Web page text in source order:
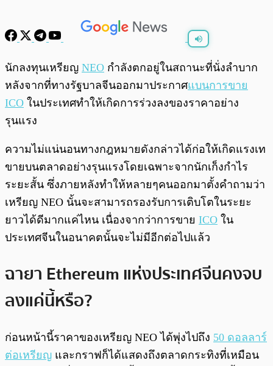
พร้อมเล่น 0:00 /0:00
นักลงทุนเหรียญ NEO กำลังตกอยู่ในสถานะที่นั่งลำบาก
หลังจากที่ทางรัฐบาลจีนออกมาประกาศแบนการขาย
ICO ในประเทศทำให้เกิดการร่วงลงของราคาอย่าง
รุนแรง
ความไม่แน่นอนทางกฎหมายดังกล่าวได้ก่อให้เกิดแรงเท
ขายบนตลาดอย่างรุนแรงโดยเฉพาะจากนักเก็งกำไร
ระยะสั้น ซึ่งภายหลังทำให้หลายๆคนออกมาตั้งคำถามว่า
เหรียญ NEO นั้นจะสามารถรองรับการเติบโตในระยะ
ยาวได้ดีมากแค่ไหน เนื่องจากว่าการขาย ICO ใน
ประเทศจีนในอนาคตนั้นจะไม่มีอีกต่อไปแล้ว
ฉายา Ethereum แห่งประเทศจีนคงจบ
ลงแค่นี้หรือ?
ก่อนหน้านี้ราคาของเหรียญ NEO ได้พุ่งไปถึง 50 ดอลลาร์
ต่อเหรียญ​ และกราฟก็ได้แสดงถึงตลาดกระทิงที่เหมือน